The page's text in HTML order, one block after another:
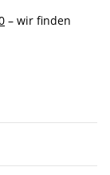
– wir finden